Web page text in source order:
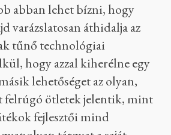
abban lehet bízni, hogy
varázslatosan áthidalja az
tűnő technológiai
hogy azzal kiherélne egy
lehetőséget az olyan,
ötletek jelentik, mint
fejlesztői mind